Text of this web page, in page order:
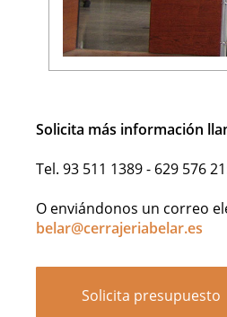
Solicita más información
Tel. 93 511 1389 - 629 576
O enviándonos un correo
belar@cerrajeriabelar.es
Solicita presupuesto